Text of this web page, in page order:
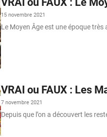
15 novembre 2021
Le Moyen Âge est une époque
VRAI ou FAUX : Les
7 novembre 2021
Depuis que l’on a découvert les